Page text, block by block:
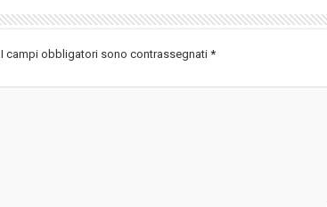
I campi obbligatori sono contrassegnati *